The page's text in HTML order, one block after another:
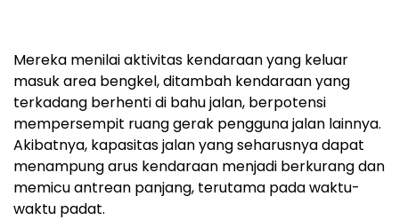
Mereka menilai aktivitas kendaraan yang keluar
masuk area bengkel, ditambah kendaraan yang
terkadang berhenti di bahu jalan, berpotensi
mempersempit ruang gerak pengguna jalan lainnya.
Akibatnya, kapasitas jalan yang seharusnya dapat
menampung arus kendaraan menjadi berkurang dan
memicu antrean panjang, terutama pada waktu-
waktu padat.